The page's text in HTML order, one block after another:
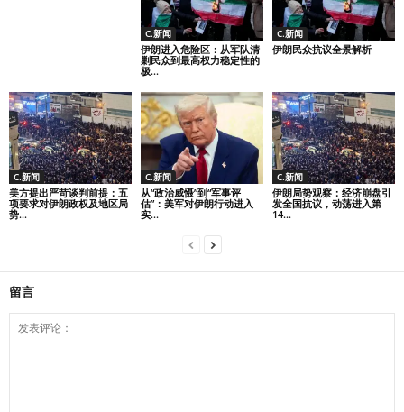
C.新闻
伊朗进入危险区：从军队清
剿民众到最高权力稳定性的
极...
C.新闻
伊朗民众抗议全景解析
C.新闻
美方提出严苛谈判前提：五
项要求对伊朗政权及地区局
势...
C.新闻
从“政治威慑”到“军事评
估”：美军对伊朗行动进入
实...
C.新闻
伊朗局势观察：经济崩盘引
发全国抗议，动荡进入第
14...
留言